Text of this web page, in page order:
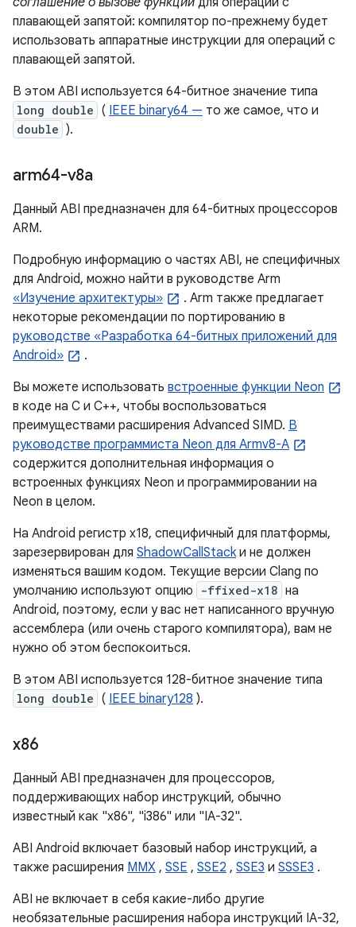
плавающей запятой: компилятор по-прежнему будет
использовать аппаратные инструкции для операций с
плавающей запятой.
В этом ABI используется 64-битное значение типа
long double ( IEEE binary64 — то же самое, что и
double ).
arm64-v8a
Данный ABI предназначен для 64-битных процессоров
ARM.
Подробную информацию о частях ABI, не специфичных
для Android, можно найти в руководстве Arm
«Изучение архитектуры»
. Arm также предлагает
некоторые рекомендации по портированию в
руководстве «Разработка 64-битных приложений для
Android»
.
Вы можете использовать встроенные функции Neon
в коде на C и C++, чтобы воспользоваться
преимуществами расширения Advanced SIMD. В
руководстве программиста Neon для Armv8-A
содержится дополнительная информация о
встроенных функциях Neon и программировании на
Neon в целом.
На Android регистр x18, специфичный для платформы,
зарезервирован для ShadowCallStackи не должен
изменяться вашим кодом. Текущие версии Clang по
умолчанию используют опцию
-ffixed-x18 на
Android, поэтому, если у вас нет написанного вручную
ассемблера (или очень старого компилятора), вам не
нужно об этом беспокоиться.
В этом ABI используется 128-битное значение типа
long double ( IEEE binary128 ).
x86
Данный ABI предназначен для процессоров,
поддерживающих набор инструкций, обычно
известный как "x86", "i386" или "IA-32".
ABI Android включает базовый набор инструкций, а
также расширения MMX , SSE , SSE2 , SSE3 и SSSE3 .
ABI не включает в себя какие-либо другие
необязательные расширения набора инструкций IA-32,